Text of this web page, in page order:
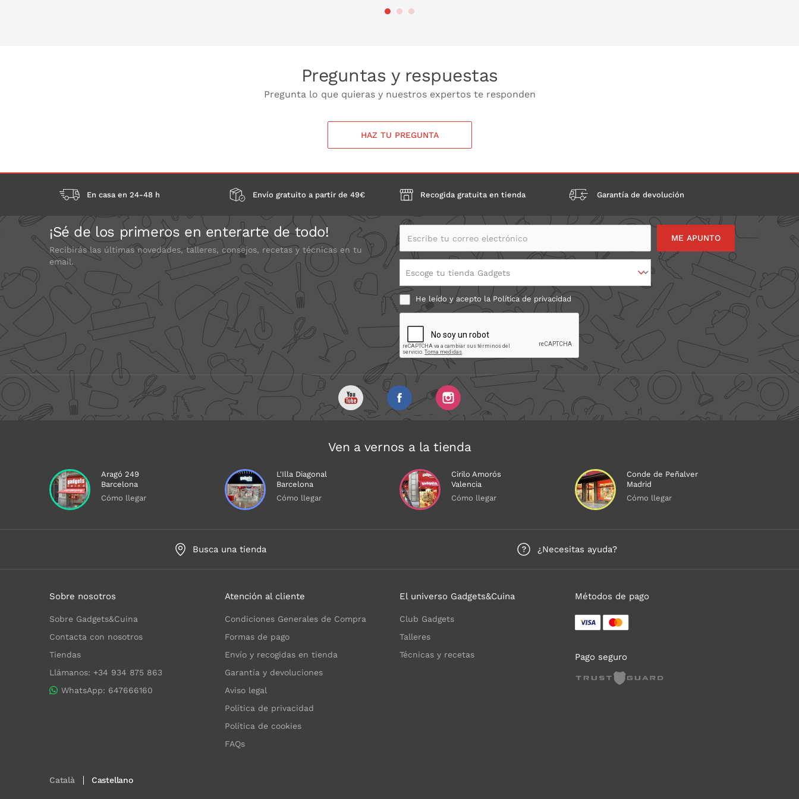
PONLO EN LA CESTA
Preguntas y respuestas
Pregunta lo que quieras y nuestros expertos te responden
HAZ TU PREGUNTA
En casa en 24-48 h Envío gratuito a partir de 49€ Recogida gratuita en tienda Garantía de devolución
¡Sé de los primeros en enterarte de todo!
Recibirás las últimas novedades, talleres, consejos, recetas y técnicas en tu
email.
Escribe tu correo electrónico
Escoge tu tienda Gadgets
He leído y acepto la Política de privacidad
Ven a vernos a la tienda
Aragó 249
Barcelona
Cómo llegar
L'Illa Diagonal
Barcelona
Cómo llegar
Cirilo Amorós
Valencia
Cómo llegar
Conde de Peñalver
Madrid
Cómo llegar
Busca una tienda ¿Necesitas ayuda?
Sobre nosotros
Sobre Gadgets&Cuina
Contacta con nosotros
Tiendas
Llámanos: +34 934 875 863
WhatsApp: 647666160
Atención al cliente
Condiciones Generales de Compra
Formas de pago
Envío y recogidas en tienda
Garantía y devoluciones
Aviso legal
Política de privacidad
Política de cookies
FAQs
El universo Gadgets&Cuina
Club Gadgets
Talleres
Técnicas y recetas
Métodos de pago
Pago seguro
Català Castellano